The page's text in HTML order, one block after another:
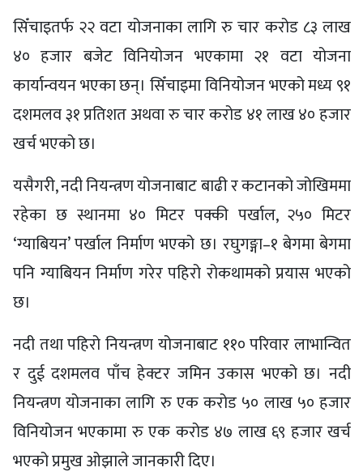
सिँचाइतर्फ २२ वटा योजनाका लागि रु चार करोड ८३ लाख
४० हजार बजेट विनियोजन भएकामा २१ वटा योजना
कार्यान्वयन भएका छन्। सिँचाइमा विनियोजन भएको मध्य ९१
दशमलव ३१ प्रतिशत अथवा रु चार करोड ४१ लाख ४० हजार
खर्च भएको छ।
यसैगरी, नदी नियन्त्रण योजनाबाट बाढी र कटानको जोखिममा
रहेका छ स्थानमा ४० मिटर पक्की पर्खाल, २५० मिटर
‘ग्याबियन’ पर्खाल निर्माण भएको छ। रघुगङ्गा–१ बेगमा बेगमा
पनि ग्याबियन निर्माण गरेर पहिरो रोकथामको प्रयास भएको
छ।
नदी तथा पहिरो नियन्त्रण योजनाबाट ११० परिवार लाभान्वित
र दुई दशमलव पाँच हेक्टर जमिन उकास भएको छ। नदी
नियन्त्रण योजनाका लागि रु एक करोड ५० लाख ५० हजार
विनियोजन भएकामा रु एक करोड ४७ लाख ६९ हजार खर्च
भएको प्रमुख ओझाले जानकारी दिए।